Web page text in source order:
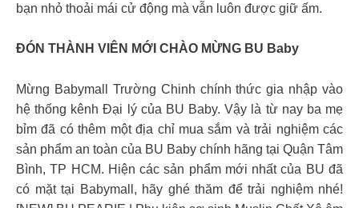
bạn nhỏ thoải mái cử động mà vẫn luôn được giữ ấm.
ĐÓN THÀNH VIÊN MỚI CHÀO MỪNG BU Baby
Mừng Babymall Trường Chinh chính thức gia nhập vào
hệ thống kênh Đại lý của BU Baby. Vậy là từ nay ba mẹ
bỉm đã có thêm một địa chỉ mua sắm và trải nghiệm các
sản phẩm an toàn của BU Baby chính hãng tại Quận Tâm
Bình, TP HCM. Hiện các sản phẩm mới nhất của BU đã
có mặt tại Babymall, hãy ghé thăm để trải nghiệm nhé!